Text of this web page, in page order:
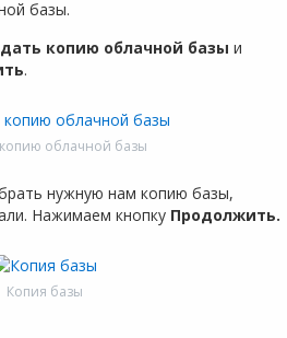
базы.
копию облачной базы и
.
облачной базы
нужную нам копию базы,
Нажимаем кнопку Продолжить.
Копия базы